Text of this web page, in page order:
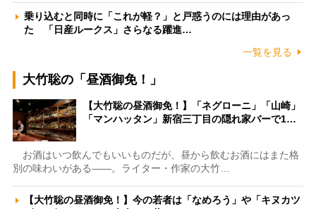
乗り込むと同時に「これが軽？」と戸惑うのには理由があっ
た 「日産ルークス」さらなる躍進…
一覧を見る
大竹聡の「昼酒御免！」
【大竹聡の昼酒御免！】「ネグローニ」「山崎」
「マンハッタン」新宿三丁目の隠れ家バーで1…
お酒はいつ飲んでもいいものだが、昼から飲むお酒にはまた格
別の味わいがある――。ライター・作家の大竹…
【大竹聡の昼酒御免！】今の若者は「なめろう」や「キヌカツ